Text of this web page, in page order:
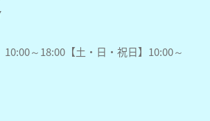
～18:00【土・日・祝日】10:00～